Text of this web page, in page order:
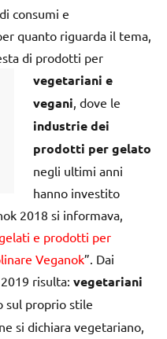
consumi e
quanto riguarda il tema,
di prodotti per
vegetariani e
vegani , dove le
industrie dei
prodotti per gelato
negli ultimi anni
hanno investito
2018 si informava,
e prodotti per
Veganok”. Dai
risulta: vegetariani
sul proprio stile
si dichiara vegetariano,